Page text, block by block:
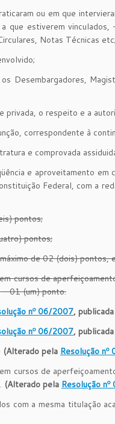
ou em que
que estiverem
Notas Técnicas etc;
Desembargadores,
privada, o respeito e a
correspondente à
e comprovada
e aproveitamento
Federal, com a
pontos;
pontos;
de 02 (dois) pontos,
cursos de
01 (um) ponto.
nº 06/2007,
nº 06/2007,
(Alterado pela Resolução
cursos de
(Alterado pela Resolução
com a mesma titulação